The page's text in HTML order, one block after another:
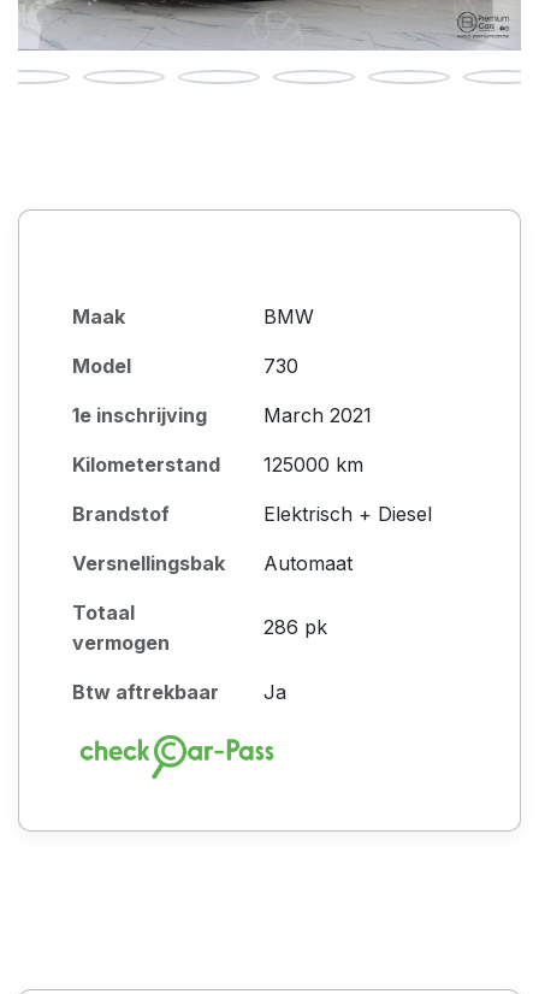
Maak BMW
Model 730
1e inschrijving March 2021
Kilometerstand 125000 km
Brandstof Elektrisch + Diesel
Versnellingsbak Automaat
Totaal
vermogen
286 pk
Btw aftrekbaar Ja